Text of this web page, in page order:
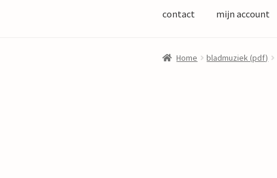
contact mijn account
Home bladmuziek (pdf)